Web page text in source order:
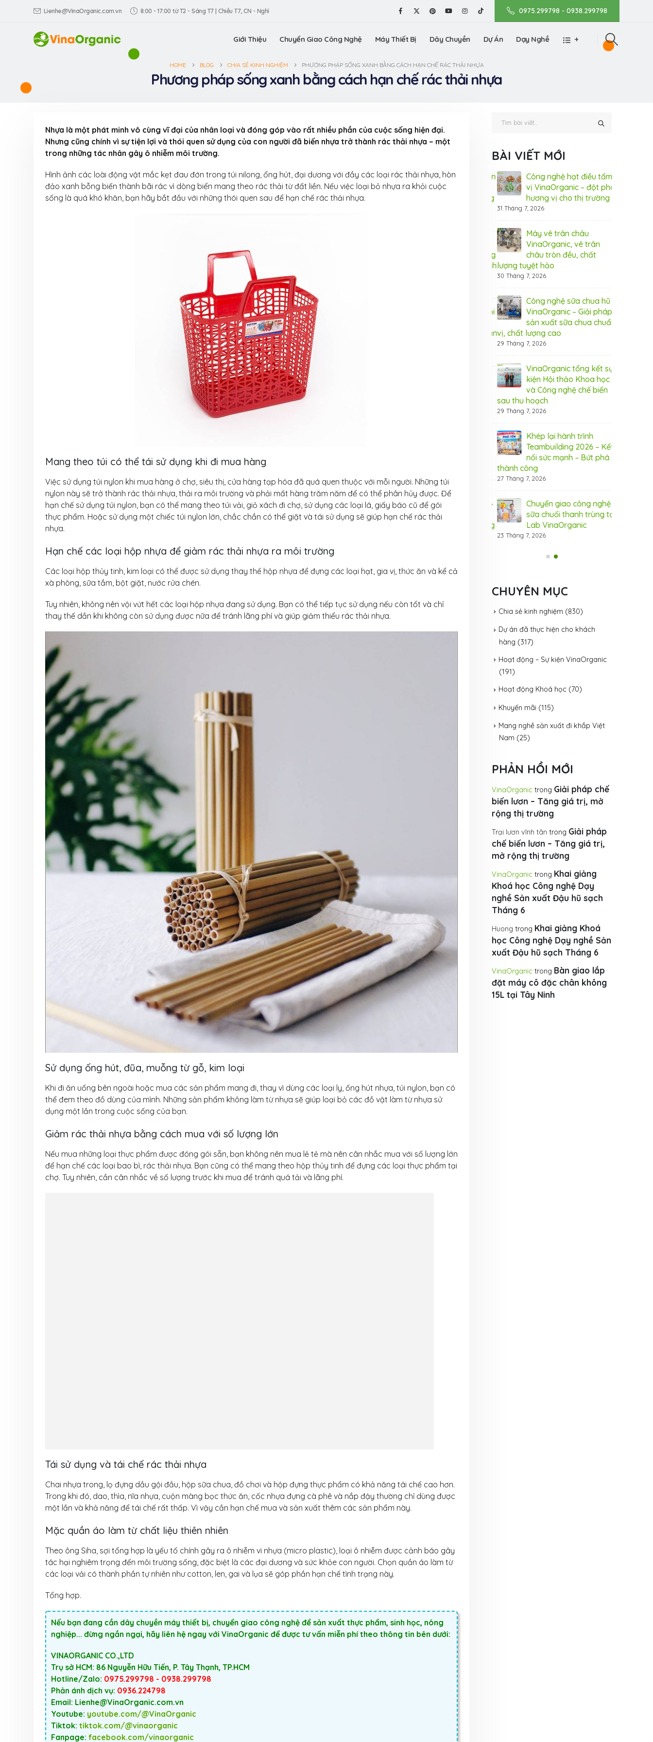
Lienhe@VinaOrganic.com.vn 8:00 - 17:00 từ T2 - Sáng T7 | Chiều T7, CN - Nghỉ 0975.299798 - 0938.299798
Giới Thiệu Chuyển Giao Công Nghệ Máy Thiết Bị Dây Chuyền Dự Án Dạy Nghề +
HOME BLOG CHIA SẺ KINH NGHIỆM PHƯƠNG PHÁP SỐNG XANH BẰNG CÁCH HẠN CHẾ RÁC THẢI NHỰA
Phương pháp sống xanh bằng cách hạn chế rác thải nhựa
Nhựa là một phát minh vô cùng vĩ đại của nhân loại và đóng góp vào rất nhiều phần của cuộc sống hiện đại.
Nhưng cũng chính vì sự tiện lợi và thói quen sử dụng của con người đã biến nhựa trở thành rác thải nhựa – một
trong những tác nhân gây ô nhiễm môi trường.
Hình ảnh các loài động vật mắc kẹt đau đớn trong túi nilong, ổng hút, đại dương với đầy các loại rác thải nhựa, hòn
đảo xanh bỗng biến thành bãi rác vì dòng biển mang theo rác thải từ đất liền. Nếu việc loại bỏ nhựa ra khỏi cuộc
sống là quá khó khăn, bạn hãy bắt đầu với những thói quen sau để hạn chế rác thải nhựa.
Mang theo túi có thể tái sử dụng khi đi mua hàng
Việc sử dụng túi nylon khi mua hàng ở chợ, siêu thị, cửa hàng tạp hóa đã quá quen thuộc với mỗi người. Những túi
nylon này sẽ trở thành rác thải nhựa, thải ra môi trường và phải mất hàng trăm năm để có thể phân hủy được. Để
hạn chế sử dụng túi nylon, bạn có thể mang theo túi vải, giỏ xách đi chợ, sử dụng các loại lá, giấy báo cũ để gói
thực phẩm. Hoặc sử dụng một chiếc túi nylon lớn, chắc chắn có thể giặt và tái sử dụng sẽ giúp hạn chế rác thải
nhựa.
Hạn chế các loại hộp nhựa để giảm rác thải nhựa ra môi trường
Các loại hộp thủy tinh, kim loại có thể được sử dụng thay thế hộp nhựa để đựng các loại hạt, gia vị, thức ăn và kể cả
xà phòng, sữa tắm, bột giặt, nước rửa chén.
Tuy nhiên, không nên vội vứt hết các loại hộp nhựa đang sử dụng. Bạn có thể tiếp tục sử dụng nếu còn tốt và chỉ
thay thế dần khi không còn sử dụng được nữa để tránh lãng phí và giúp giảm thiểu rác thải nhựa.
Sử dụng ống hút, đũa, muỗng từ gỗ, kim loại
Khi đi ăn uống bên ngoài hoặc mua các sản phẩm mang đi, thay vì dùng các loại ly, ống hút nhựa, túi nylon, bạn có
thể đem theo đồ dùng của mình. Những sản phẩm không làm từ nhựa sẽ giúp loại bỏ các đồ vật làm từ nhựa sử
dụng một lần trong cuộc sống của bạn.
Giảm rác thải nhựa bằng cách mua với số lượng lớn
Nếu mua những loại thực phẩm được đóng gói sẵn, bạn không nên mua lẻ tẻ mà nên cân nhắc mua với số lượng lớn
để hạn chế các loại bao bì, rác thải nhựa. Bạn cũng có thể mang theo hộp thủy tinh để đựng các loại thực phẩm tại
chợ. Tuy nhiên, cần cân nhắc về số lượng trước khi mua để tránh quá tải và lãng phí.
Tái sử dụng và tái chế rác thải nhựa
Chai nhựa trong, lọ đựng dầu gội đầu, hộp sữa chua, đồ chơi và hộp đựng thực phẩm có khả năng tái chế cao hơn.
Trong khi đó, dao, thìa, nĩa nhựa, cuộn màng bọc thức ăn, cốc nhựa đựng cà phê và nắp đậy thường chỉ dùng được
một lần và khả năng để tái chế rất thấp. Vì vậy cần hạn chế mua và sản xuất thêm các sản phẩm này.
Mặc quần áo làm từ chất liệu thiên nhiên
Theo ông Siha, sợi tổng hợp là yếu tố chính gây ra ô nhiễm vi nhựa (micro plastic), loại ô nhiễm được cảnh báo gây
tác hại nghiêm trọng đến môi trường sống, đặc biệt là các đại dương và sức khỏe con người. Chọn quần áo làm từ
các loại vải có thành phần tự nhiên như cotton, len, gai và lụa sẽ góp phần hạn chế tình trạng này.
Tổng hợp.
Nếu bạn đang cần dây chuyền máy thiết bị, chuyển giao công nghệ để sản xuất thực phẩm, sinh học, nông
nghiệp... đừng ngần ngại, hãy liên hệ ngay với VinaOrganic để được tư vấn miễn phí theo thông tin bên dưới:
VINAORGANIC CO.,LTD
Trụ sở HCM: 86 Nguyễn Hữu Tiến, P. Tây Thạnh, TP.HCM
Hotline/Zalo: 0975.299798 - 0938.299798
Phản ánh dịch vụ: 0936.224798
Email: Lienhe@VinaOrganic.com.vn
Youtube: youtube.com/@VinaOrganic
Tiktok: tiktok.com/@vinaorganic
Fanpage: facebook.com/vinaorganic
BÀI VIẾT MỚI
Tìm hiểu về Quy trình sản
xuất long nhãn ôm sen
sấy giòn – đặc sản Hưng
Triển lãm Dấu ấn Thương
hiệu Việt tại TP.HCM (Bình
VinaOrganic tham dự hội
thảo “Nâng tầm giá trị
nông sản” diễn ra tại Cần
Tháng 08 rộn ràng –
Ngập tràn ưu đãi từ
VinaOrganic
năng VinaOrganic
31 Tháng 7, 2026
Đầu tư dây chuyền sản
xuất muối VinaOrganic –
Nâng cao năng lực sản
Công nghệ hạt điều tẩm
vị VinaOrganic – đột phá
hương vị cho thị trường
lượng tuyệt hảo
30 Tháng 7, 2026
Công nghệ sữa chua hũ
VinaOrganic – Giải pháp
sản xuất sữa chua chuẩn
vị, chất lượng cao
29 Tháng 7, 2026
VinaOrganic tổng kết sự
kiện Hội thảo Khoa học
và Công nghệ chế biến
sau thu hoạch
29 Tháng 7, 2026
thành công
27 Tháng 7, 2026
Chuyển giao công nghệ
sữa chuối thanh trùng tại
Tìm hiểu về Quy trình sản
xuất long nhãn ôm sen
Đầu tư dây chuyền sản
xuất muối VinaOrganic –
Nâng cao năng lực sản
Công nghệ hạt điều tẩm
vị VinaOrganic – đột phá
hương vị cho thị trường
31 Tháng 7, 2026
Máy vê trân châu
VinaOrganic, vê trân
châu tròn đều, chất
lượng tuyệt hảo
30 Tháng 7, 2026
Công nghệ sữa chua hũ
VinaOrganic – Giải pháp
sản xuất sữa chua chuẩn
vị, chất lượng cao
29 Tháng 7, 2026
VinaOrganic tổng kết sự
kiện Hội thảo Khoa học
và Công nghệ chế biến
sau thu hoạch
29 Tháng 7, 2026
Khép lại hành trình
Teambuilding 2026 – Kết
nối sức mạnh – Bứt phá
thành công
27 Tháng 7, 2026
Chuyển giao công nghệ
sữa chuối thanh trùng tại
Lab VinaOrganic
23 Tháng 7, 2026
CHUYÊN MỤC
Chia sẻ kinh nghiệm (830)
Dự án đã thực hiện cho khách
hàng (317)
Hoạt động – Sự kiện VinaOrganic
(191)
Hoạt động Khoá học (70)
Khuyến mãi (115)
Mang nghề sản xuất đi khắp Việt
Nam (25)
PHẢN HỒI MỚI
VinaOrganic trong Giải pháp chế
biến lươn – Tăng giá trị, mở
rộng thị trường
Trại lươn vĩnh tân trong Giải pháp
chế biến lươn – Tăng giá trị,
mở rộng thị trường
VinaOrganic trong Khai giảng
Khoá học Công nghệ Dạy
nghề Sản xuất Đậu hũ sạch
Tháng 6
Huong trong Khai giảng Khoá
học Công nghệ Dạy nghề Sản
xuất Đậu hũ sạch Tháng 6
VinaOrganic trong Bàn giao lắp
đặt máy cô đặc chân không
15L tại Tây Ninh